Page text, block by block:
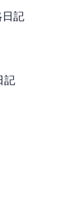
日記
記